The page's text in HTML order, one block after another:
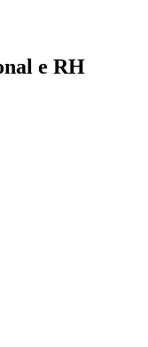
e RH